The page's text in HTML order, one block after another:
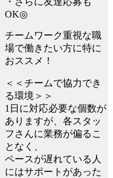
OK◎
チームワーク重視な職
場で働きたい方に特に
おススメ！
＜＜チームで協力でき
る環境＞＞
1日に対応必要な個数が
ありますが、各スタッ
フさんに業務が偏るこ
となく、
ペースが遅れている人
にはサポートがあった